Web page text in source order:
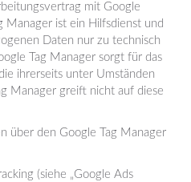
mit Google
Manager ist ein Hilfsdienst und
Daten nur zu technisch
Tag Manager sorgt für das
ihrerseits unter Umständen
Manager greift nicht auf diese
über den Google Tag Manager
(siehe „Google Ads